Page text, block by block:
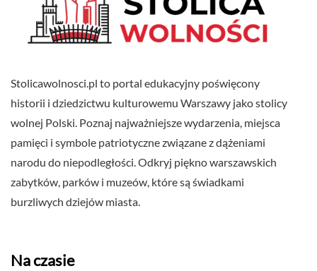
Stolicawolnosci.pl to portal edukacyjny poświęcony
historii i dziedzictwu kulturowemu Warszawy jako stolicy
wolnej Polski. Poznaj najważniejsze wydarzenia, miejsca
pamięci i symbole patriotyczne związane z dążeniami
narodu do niepodległości. Odkryj piękno warszawskich
zabytków, parków i muzeów, które są świadkami
burzliwych dziejów miasta.
Na czasie